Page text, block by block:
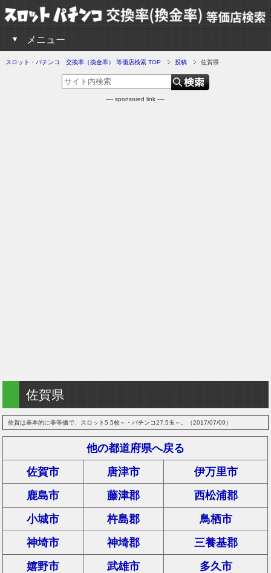
メニュー
スロット・パチンコ 交換率（換金率） 等価店検索 TOP 投稿 佐賀県
---- sponsored link ----
佐賀県
佐賀は基本的に非等価で、スロット5.5枚～・パチンコ27.5玉～。（2017/07/09）
他の都道府県へ戻る
佐賀市
唐津市
伊万里市
鹿島市
藤津郡
西松浦郡
小城市
杵島郡
鳥栖市
神埼市
神埼郡
三養基郡
嬉野市
武雄市
多久市